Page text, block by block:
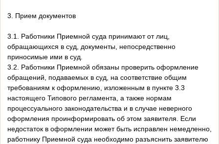
3. Прием документов
3.1. Работники Приемной суда принимают от лиц,
обращающихся в суд, документы, непосредственно
приносимые ими в суд.
3.2. Работники Приемной обязаны проверить оформление
обращений, подаваемых в суд, на соответствие общим
требованиям к оформлению, изложенным в пункте 3.3
настоящего Типового регламента, а также нормам
процессуального законодательства и в случае неверного
оформления проинформировать об этом заявителя. Если
недостаток в оформлении может быть исправлен немедленно,
работнику Приемной суда необходимо разъяснить заявителю